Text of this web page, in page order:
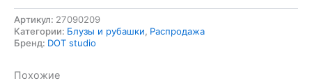
Артикул: 27090209
Категории: Блузы и рубашки, Распродажа
Бренд: DOT studio
Похожие